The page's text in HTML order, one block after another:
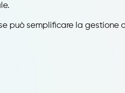
può semplificare la gestione